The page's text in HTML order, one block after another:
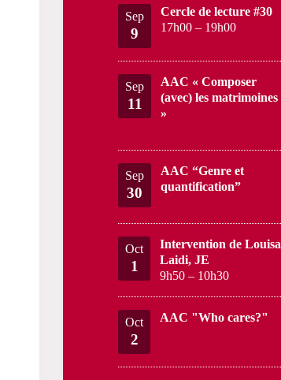
Sep
9
Cercle de lecture #30
17h00 – 19h00
Sep
11
AAC « Composer
(avec) les matrimoines
»
Sep
30
AAC “Genre et
quantification”
Oct
1
Intervention de Louisa
Laidi, JE
9h50 – 10h30
Oct
2
AAC "Who cares?"